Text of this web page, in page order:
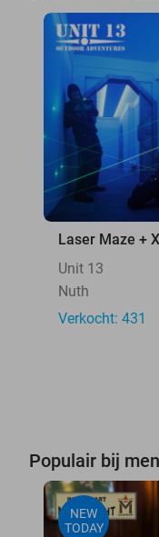
Laser Maze +
Unit 13
Nuth
Verkocht: 431
Populair bij
NEW
TODAY